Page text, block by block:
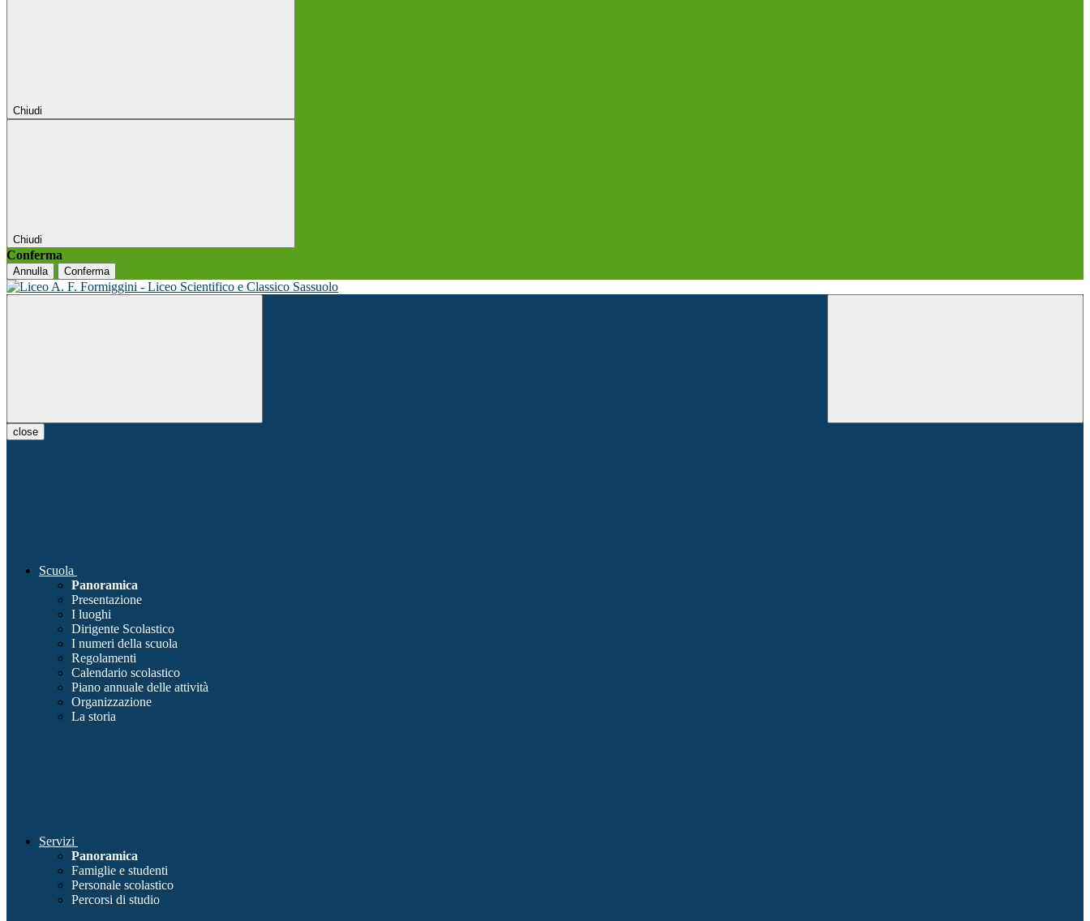
Chiudi
Chiudi
Conferma
Annulla Conferma
close
Scuola
Panoramica
Presentazione
I luoghi
Dirigente Scolastico
I numeri della scuola
Regolamenti
Calendario scolastico
Piano annuale delle attività
Organizzazione
La storia
Servizi
Panoramica
Famiglie e studenti
Personale scolastico
Percorsi di studio